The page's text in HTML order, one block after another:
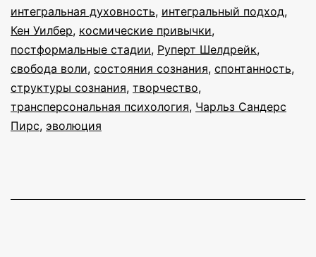
интегральная духовность, интегральный подход,
Кен Уилбер, космические привычки,
постформальные стадии, Руперт Шелдрейк,
свобода воли, состояния сознания, спонтанность,
структуры сознания, творчество,
трансперсональная психология, Чарльз Сандерс
Пирс, эволюция